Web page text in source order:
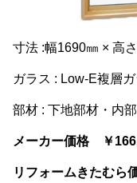
寸法 :幅1690㎜ × 高
ガラス : Low-E複層
部材 : 下地部材・内
メーカー価格 ￥
リフォームきたむ